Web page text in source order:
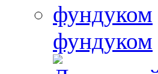
фундуком